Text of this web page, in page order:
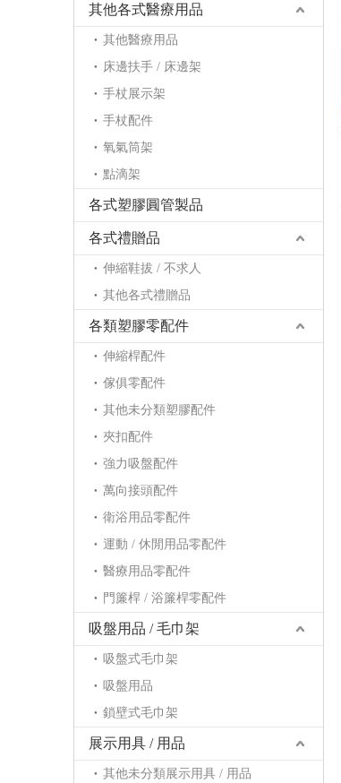
其他各式醫療用品
其他醫療用品
床邊扶手 / 床邊架
手杖展示架
手杖配件
氧氣筒架
點滴架
各式塑膠圓管製品
各式禮贈品
伸縮鞋拔 / 不求人
其他各式禮贈品
各類塑膠零配件
伸縮桿配件
傢俱零配件
其他未分類塑膠配件
夾扣配件
強力吸盤配件
萬向接頭配件
衛浴用品零配件
運動 / 休閒用品零配件
醫療用品零配件
門簾桿 / 浴簾桿零配件
吸盤用品 / 毛巾架
吸盤式毛巾架
吸盤用品
鎖壁式毛巾架
展示用具 / 用品
其他未分類展示用具 / 用品